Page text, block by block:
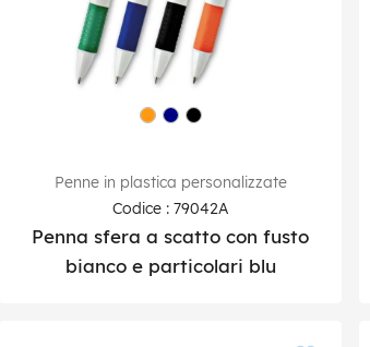
Penne in plastica personalizzate
Codice : 79042A
Penna sfera a scatto con fusto
bianco e particolari blu